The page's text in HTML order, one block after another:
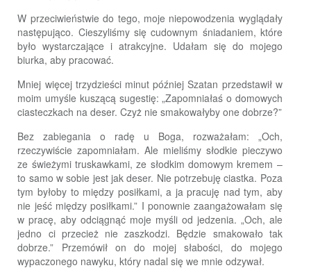
W przeciwieństwie do tego, moje niepowodzenia wyglądały
następująco. Cieszyliśmy się cudownym śniadaniem, które
było wystarczające i atrakcyjne. Udałam się do mojego
biurka, aby pracować.
Mniej więcej trzydzieści minut później Szatan przedstawił w
moim umyśle kuszącą sugestię: „Zapomniałaś o domowych
ciasteczkach na deser. Czyż nie smakowałyby one dobrze?”
Bez zabiegania o radę u Boga, rozważałam: „Och,
rzeczywiście zapomniałam. Ale mieliśmy słodkie pieczywo
ze świeżymi truskawkami, ze słodkim domowym kremem –
to samo w sobie jest jak deser. Nie potrzebuję ciastka. Poza
tym byłoby to między posiłkami, a ja pracuję nad tym, aby
nie jeść między posiłkami.” I ponownie zaangażowałam się
w pracę, aby odciągnąć moje myśli od jedzenia. „Och, ale
jedno ci przecież nie zaszkodzi. Będzie smakowało tak
dobrze.” Przemówił on do mojej słabości, do mojego
wypaczonego nawyku, który nadal się we mnie odzywał.